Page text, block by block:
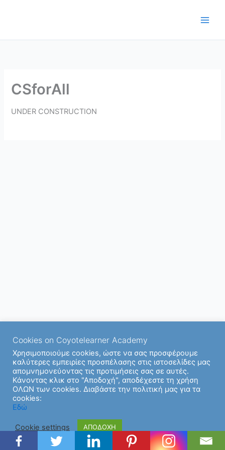
CSforAll
UNDER CONSTRUCTION
Copyright © 2026 | Υποστήριξη από
WordPress
Cookies on Coyotelearner Academy
Χρησιμοποιούμε cookies, ώστε να σας προσφέρουμε
καλύτερες εμπειρίες προσπέλασης στις ιστοσελίδες μας
απομνημονεύοντας τις προτιμήσεις σας σε αυτές.
Κάνοντας κλικ στο "Αποδοχή", αποδέχεστε τη χρήση
ΟΛΩΝ των cookies. Διαβάστε την πολιτική μας για τα
cookies:
Εδώ
Cookie settings ΑΠΟΔΟΧΗ